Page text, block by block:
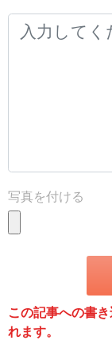
写真を付ける
この記事への書
れます。